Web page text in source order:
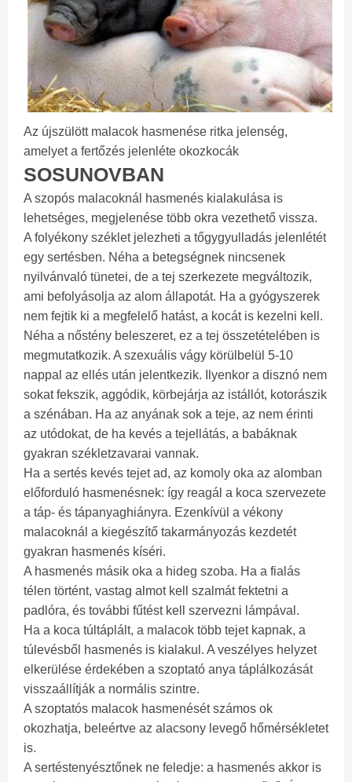
Az újszülött malacok hasmenése ritka jelenség,
amelyet a fertőzés jelenléte okozkocák
SOSUNOVBAN
A szopós malacoknál hasmenés kialakulása is
lehetséges, megjelenése több okra vezethető vissza.
A folyékony széklet jelezheti a tőgygyulladás jelenlétét
egy sertésben. Néha a betegségnek nincsenek
nyilvánvaló tünetei, de a tej szerkezete megváltozik,
ami befolyásolja az alom állapotát. Ha a gyógyszerek
nem fejtik ki a megfelelő hatást, a kocát is kezelni kell.
Néha a nőstény beleszeret, ez a tej összetételében is
megmutatkozik. A szexuális vágy körülbelül 5-10
nappal az ellés után jelentkezik. Ilyenkor a disznó nem
sokat fekszik, aggódik, körbejárja az istállót, kotorászik
a szénában. Ha az anyának sok a teje, az nem érinti
az utódokat, de ha kevés a tejellátás, a babáknak
gyakran székletzavarai vannak.
Ha a sertés kevés tejet ad, az komoly oka az alomban
előforduló hasmenésnek: így reagál a koca szervezete
a táp- és tápanyaghiányra. Ezenkívül a vékony
malacoknál a kiegészítő takarmányozás kezdetét
gyakran hasmenés kíséri.
A hasmenés másik oka a hideg szoba. Ha a fialás
télen történt, vastag almot kell szalmát fektetni a
padlóra, és további fűtést kell szervezni lámpával.
Ha a koca túltáplált, a malacok több tejet kapnak, a
túlevésből hasmenés is kialakul. A veszélyes helyzet
elkerülése érdekében a szoptató anya táplálkozását
visszaállítják a normális szintre.
A szoptatós malacok hasmenését számos ok
okozhatja, beleértve az alacsony levegő hőmérsékletet
is.
A sertéstenyésztőnek ne feledje: a hasmenés akkor is